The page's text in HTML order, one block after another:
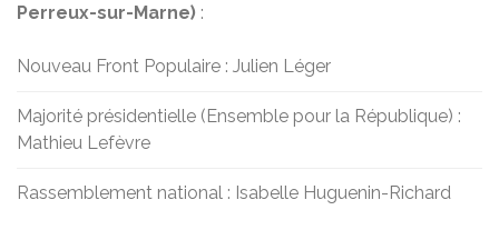
Perreux-sur-Marne) :
Nouveau Front Populaire : Julien Léger
Majorité présidentielle (Ensemble pour la République) :
Mathieu Lefèvre
Rassemblement national : Isabelle Huguenin-Richard